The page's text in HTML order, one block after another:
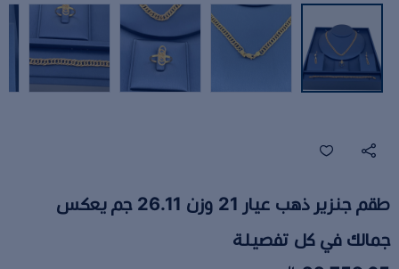
طقم جنزير ذهب عيار 21 وزن 26.11 جم يعكس
جمالك في كل تفصيلة